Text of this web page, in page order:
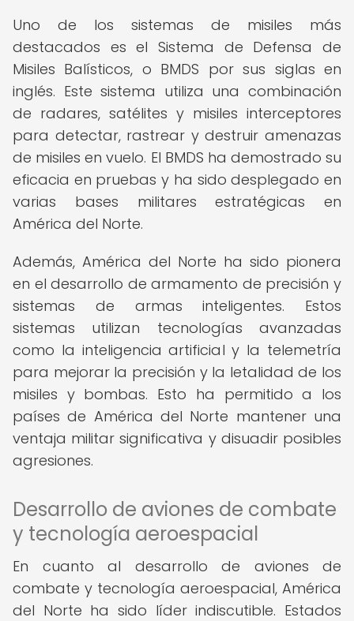
Uno de los sistemas de misiles más
destacados es el Sistema de Defensa de
Misiles Balísticos, o BMDS por sus siglas en
inglés. Este sistema utiliza una combinación
de radares, satélites y misiles interceptores
para detectar, rastrear y destruir amenazas
de misiles en vuelo. El BMDS ha demostrado su
eficacia en pruebas y ha sido desplegado en
varias bases militares estratégicas en
América del Norte.
Además, América del Norte ha sido pionera
en el desarrollo de armamento de precisión y
sistemas de armas inteligentes. Estos
sistemas utilizan tecnologías avanzadas
como la inteligencia artificial y la telemetría
para mejorar la precisión y la letalidad de los
misiles y bombas. Esto ha permitido a los
países de América del Norte mantener una
ventaja militar significativa y disuadir posibles
agresiones.
Desarrollo de aviones de combate
y tecnología aeroespacial
En cuanto al desarrollo de aviones de
combate y tecnología aeroespacial, América
del Norte ha sido líder indiscutible. Estados